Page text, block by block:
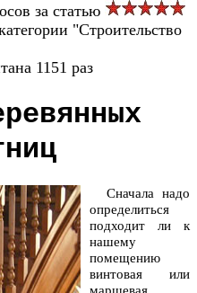
за статью
"Строительство
1151 раз
Сначала надо
определиться
подходит ли к
нашему
помещению
винтовая или